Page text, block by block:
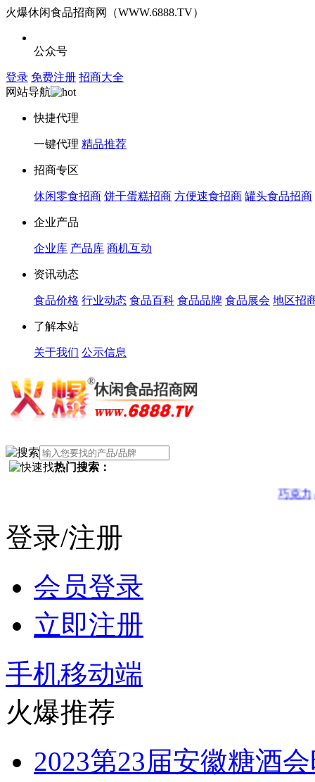
火爆休闲食品招商网（WWW.6888.TV）
公众号
登录 免费注册 招商大全
网站导航
快捷代理
一键代理 精品推荐
招商专区
休闲零食招商 饼干蛋糕招商 方便速食招商 罐头食品招商
企业产品
企业库 产品库 商机互动
资讯动态
食品价格 行业动态 食品百科 食品品牌 食品展会 地区招
了解本站
关于我们 公示信息
热门搜索：
巧克力 果干
登录/注册
会员登录
立即注册
手机移动端
火爆推荐
2023第23届安徽糖酒